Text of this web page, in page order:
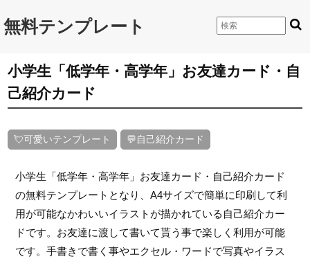
無料テンプレート
小学生「低学年・高学年」お友達カード・自
己紹介カード
💘可愛いテンプレート 💬自己紹介カード
小学生「低学年・高学年」お友達カード・自己紹介カード
の無料テンプレートとなり、A4サイズで簡単に印刷して利
用が可能なかわいいイラストが描かれている自己紹介カー
ドです。お友達に渡して書いて貰う事で楽しく利用が可能
です。手書きで書く事やエクセル・ワードで写真やイラス